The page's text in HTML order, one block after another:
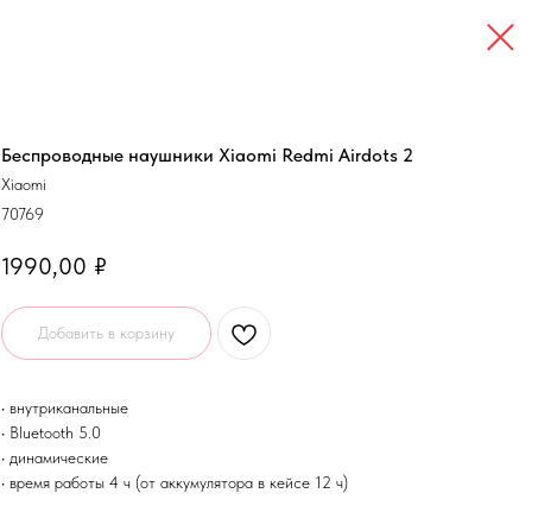
Беспроводные наушники Xiaomi Redmi Airdots 2
Xiaomi
70769
1990,00 ₽
Добавить в корзину
• внутриканальные
• Bluetooth 5.0
• динамические
• время работы 4 ч (от аккумулятора в кейсе 12 ч)